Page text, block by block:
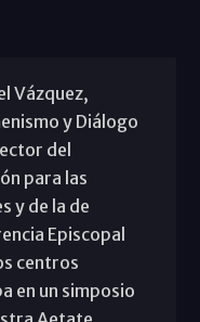
Vázquez,
y Diálogo
del
para las
y de la de
Episcopal
centros
en un simposio